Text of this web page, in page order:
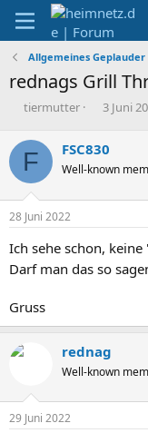
Allgemeines Geplauder
rednags Grill
E
s
t
e
l
l
e
tiermutter
E
t
e
l
m
3 Juni
F FSC830
Well-known
28 Juni 2022
Ich sehe schon,
Darf man das so
Gruss
rednag
Well-known
29 Juni 2022